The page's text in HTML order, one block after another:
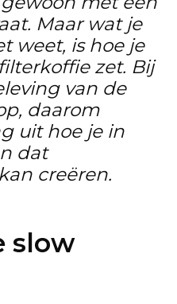
Maar wat je
weet, is hoe je
zet. Bij
van de
daarom
uit hoe je in
dat
creëren.
slow